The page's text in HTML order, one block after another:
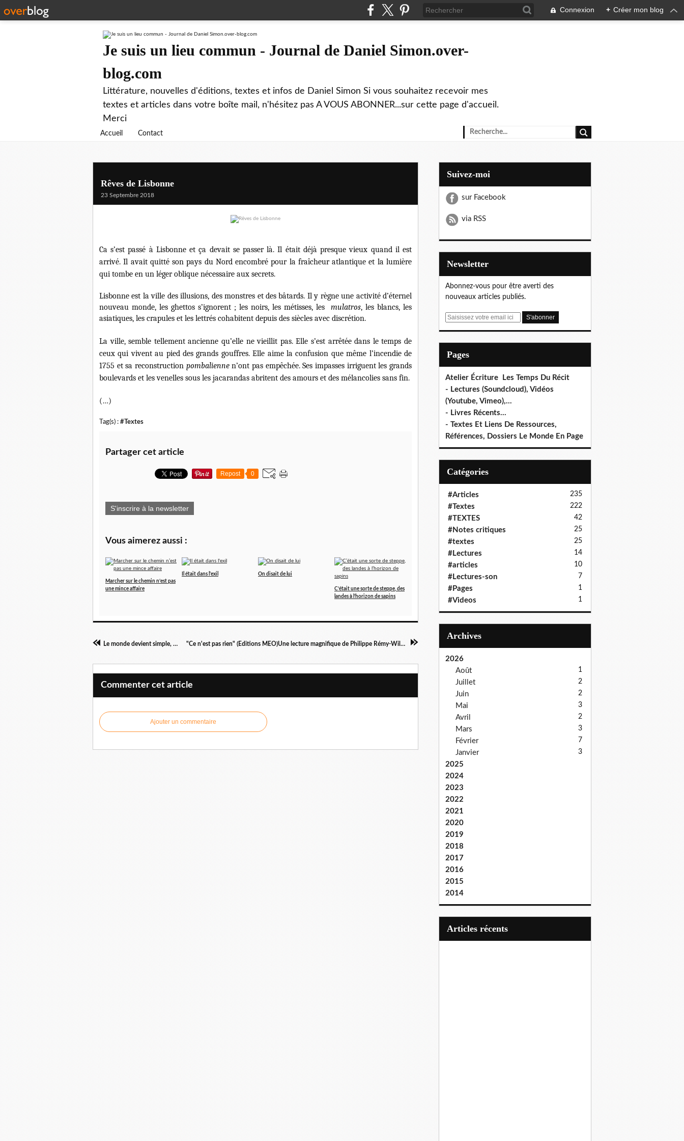
Connexion + Créer mon blog
Je suis un lieu commun - Journal de Daniel Simon.over-
blog.com
Littérature, nouvelles d'éditions, textes et infos de Daniel Simon Si vous souhaitez recevoir mes
textes et articles dans votre boîte mail, n'hésitez pas A VOUS ABONNER...sur cette page d'accueil.
Merci
Accueil Contact
Rêves de Lisbonne
23 Septembre 2018
Ca s’est passé à Lisbonne et ça devait se passer là. Il était déjà presque vieux quand il est
arrivé. Il avait quitté son pays du Nord encombré pour la fraîcheur atlantique et la lumière
qui tombe en un léger oblique nécessaire aux secrets.
Lisbonne est la ville des illusions, des monstres et des bâtards. Il y règneune activité d’éternel
nouveau monde, les ghettos s’ignorent ; les noirs, les métisses, les mulatros, les blancs, les
asiatiques, les crapules et les lettrés cohabitent depuis des siècles avec discrétion.
La ville, semble tellement ancienne qu’elle ne vieillit pas. Elle s’est arrêtée dans le temps de
ceux qui vivent au pied des grands gouffres. Elle aime la confusion que même l’incendie de
1755 et sa reconstruction pombaliennen’ont pas empêchée. Ses impasses irriguent les grands
boulevards et les venelles sous les jacarandas abritent des amours et des mélancolies sans fin.
(…)
Tag(s) : #Textes
Partager cet article
Repost 0
S'inscrire à la newsletter
Vous aimerez aussi :
Marcher sur le chemin n’est pas
une mince affaire
Il était dans l'exil On disait de lui
C’était une sorte de steppe, des
landes à l’horizon de sapins
Le monde devient simple, enfin. "Ce n'est pas rien" (Editions MEO)Une lecture magnifique de Philippe Rémy-Wilkin...Merci!
Commenter cet article
Ajouter un commentaire
Suivez-moi
sur Facebook
via RSS
Newsletter
Abonnez-vous pour être averti des
nouveaux articles publiés.
E
Pages
Atelier Écriture Les Temps Du Récit
- Lectures (Soundcloud), Vidéos
(Youtube, Vimeo),...
- Livres Récents...
- Textes Et Liens De Ressources,
Références, Dossiers Le Monde En Page
Catégories
#Articles 235
#Textes 222
#TEXTES 42
#Notes critiques 25
#textes 25
#Lectures 14
#articles 10
#Lectures-son 7
#Pages 1
#Videos 1
Archives
2026
Août
1
Juillet 2
Juin 2
Mai 3
Avril 2
Mars 3
Février 7
Janvier 3
2025
2024
2023
2022
2021
2020
2019
2018
2017
2016
2015
2014
articles récents